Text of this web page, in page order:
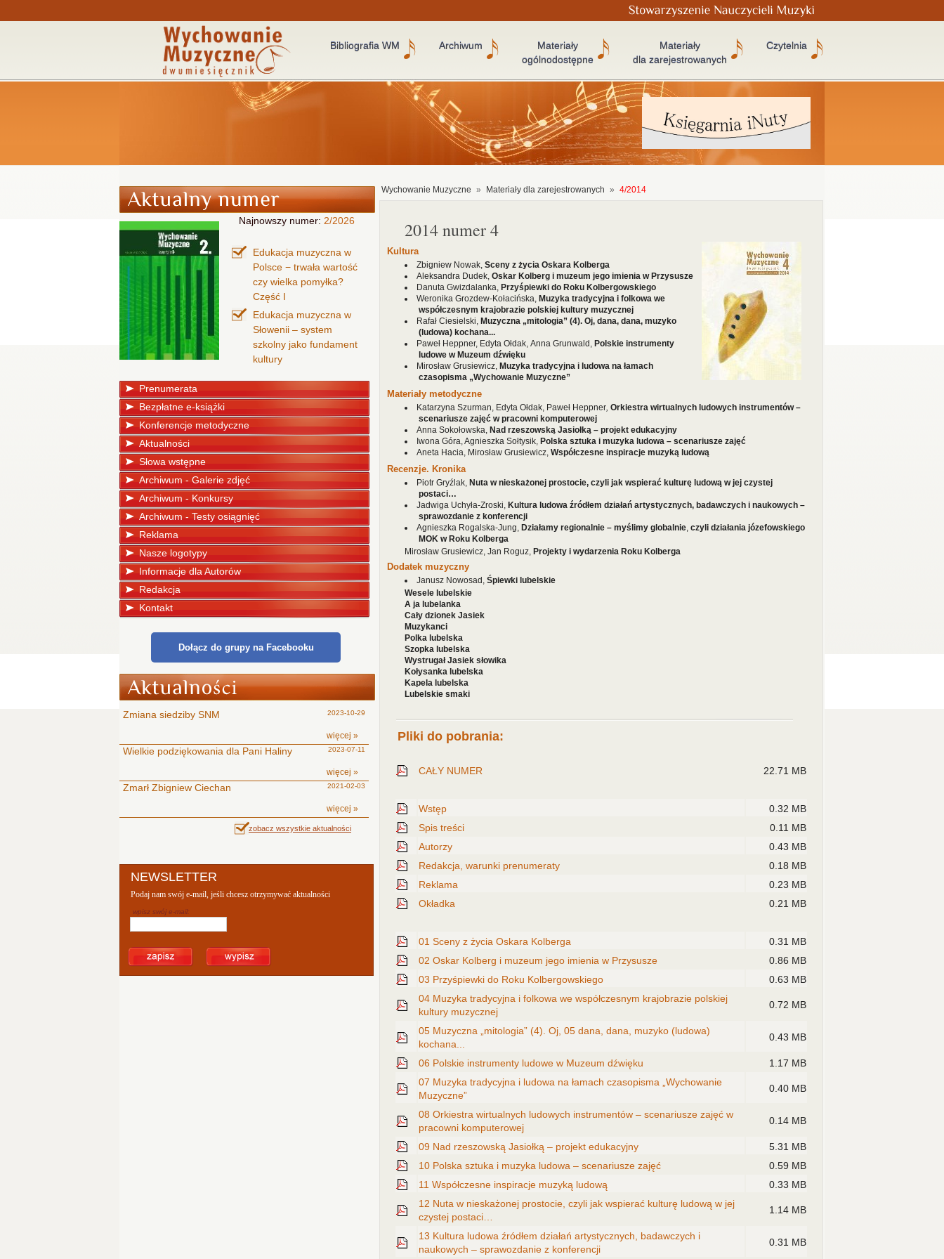
Bibliografia WM Archiwum
Materiały
ogólnodostępne
Materiały
dla zarejestrowanych
Czytelnia
Najnowszy numer: 2/2026
Edukacja muzyczna w
Polsce − trwała wartość
czy wielka pomyłka?
Część I
Edukacja muzyczna w
Słowenii – system
szkolny jako fundament
kultury
Prenumerata
Bezpłatne e-książki
Konferencje metodyczne
Aktualności
Słowa wstępne
Archiwum - Galerie zdjęć
Archiwum - Konkursy
Archiwum - Testy osiągnięć
Reklama
Nasze logotypy
Informacje dla Autorów
Redakcja
Kontakt
Dołącz do grupy na Facebooku
Zmiana siedziby SNM 2023-10-29
więcej »
Wielkie podziękowania dla Pani Haliny 2023-07-11
więcej »
Zmarł Zbigniew Ciechan 2021-02-03
więcej »
zobacz wszystkie aktualności
NEWSLETTER
Podaj nam swój e-mail, jeśli chcesz otrzymywać aktualności
wpisz swój e-mail:
Wychowanie Muzyczne » Materiały dla zarejestrowanych » 4/2014
2014 numer 4
Kultura
Zbigniew Nowak,Sceny z życia Oskara Kolberga
Aleksandra Dudek, Oskar Kolberg i muzeum jego imienia w Przysusze
Danuta Gwizdalanka, Przyśpiewki do Roku Kolbergowskiego
Weronika Grozdew-Kołacińska,Muzyka tradycyjna i folkowa we
współczesnym krajobrazie polskiej kultury muzycznej
Rafał Ciesielski,Muzyczna „mitologia” (4). Oj, dana, dana, muzyko
(ludowa) kochana...
Paweł Heppner, Edyta Ołdak, Anna Grunwald, Polskie instrumenty
ludowe w Muzeum dźwięku
Mirosław Grusiewicz,Muzyka tradycyjna i ludowa na łamach
czasopisma „Wychowanie Muzyczne”
Materiały metodyczne
Katarzyna Szurman, Edyta Ołdak, Paweł Heppner, Orkiestra wirtualnych ludowych instrumentów –
scenariusze zajęć w pracowni komputerowej
Anna Sokołowska,Nad rzeszowską Jasiołką – projekt edukacyjny
Iwona Góra, Agnieszka Sołtysik,Polska sztuka i muzyka ludowa – scenariusze zajęć
Aneta Hacia, Mirosław Grusiewicz, Współczesne inspiracje muzyką ludową
Recenzje. Kronika
Piotr Gryźlak,Nuta w nieskażonej prostocie, czyli jak wspierać kulturę ludową w jej czystej
postaci…
Jadwiga Uchyła-Zroski,Kultura ludowa źródłem działań artystycznych, badawczych i naukowych –
sprawozdanie z konferencji
Agnieszka Rogalska-Jung,Działamy regionalnie – myślimy globalnie,czyli działania józefowskiego
MOK w Roku Kolberga
Mirosław Grusiewicz, Jan Roguz, Projekty i wydarzenia Roku Kolberga
Dodatek muzyczny
Janusz Nowosad, Śpiewki lubelskie
Wesele lubelskie
A ja lubelanka
Cały dzionek Jasiek
Muzykanci
Polka lubelska
Szopka lubelska
Wystrugał Jasiek słowika
Kołysanka lubelska
Kapela lubelska
Lubelskie smaki
Pliki do pobrania:
CAŁY NUMER 22.71 MB
Wstęp
0.32 MB
Spis treści
0.11 MB
Autorzy
0.43 MB
Redakcja, warunki prenumeraty
0.18 MB
Reklama
0.23 MB
Okładka
0.21 MB
01 Sceny z życia Oskara Kolberga
0.31 MB
02 Oskar Kolberg i muzeum jego imienia w Przysusze
0.86 MB
03 Przyśpiewki do Roku Kolbergowskiego
0.63 MB
04 Muzyka tradycyjna i folkowa we współczesnym krajobrazie polskiej
kultury muzycznej
0.72 MB
05 Muzyczna „mitologia” (4). Oj, 05 dana, dana, muzyko (ludowa)
kochana...
0.43 MB
06 Polskie instrumenty ludowe w Muzeum dźwięku
1.17 MB
07 Muzyka tradycyjna i ludowa na łamach czasopisma „Wychowanie
Muzyczne”
0.40 MB
08 Orkiestra wirtualnych ludowych instrumentów – scenariusze zajęć w
pracowni komputerowej
0.14 MB
09 Nad rzeszowską Jasiołką – projekt edukacyjny
5.31 MB
10 Polska sztuka i muzyka ludowa – scenariusze zajęć
0.59 MB
11 Współczesne inspiracje muzyką ludową
0.33 MB
12 Nuta w nieskażonej prostocie, czyli jak wspierać kulturę ludową w jej
czystej postaci…
1.14 MB
13 Kultura ludowa źródłem działań artystycznych, badawczych i
naukowych – sprawozdanie z konferencji
0.31 MB